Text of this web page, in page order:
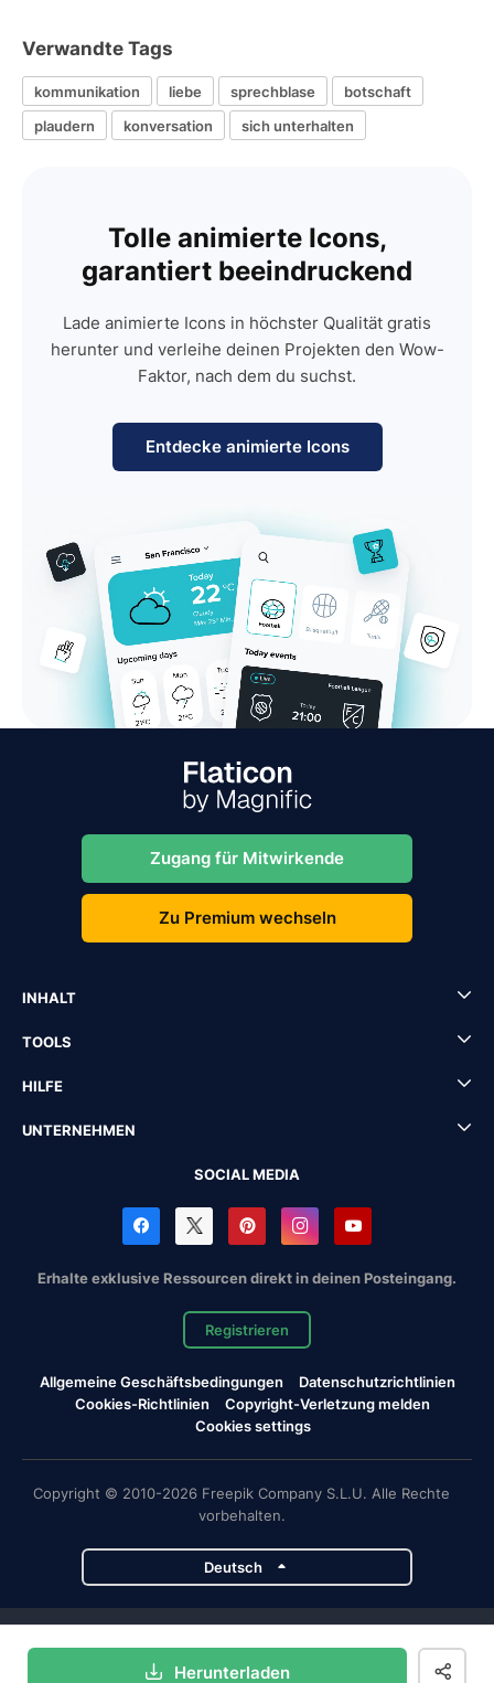
Herunterladen
Verwandte Tags
kommunikation liebe sprechblase
botschaft
plaudern
konversation sich unterhalten
Tolle animierte Icons,
garantiert beeindruckend
Lade animierte Icons in höchster Qualität gratis
herunter und verleihe deinen Projekten den Wow-
Faktor, nach dem du suchst.
Entdecke animierte Icons
Zugang für Mitwirkende
Zu Premium wechseln
INHALT
TOOLS
HILFE
UNTERNEHMEN
SOCIAL MEDIA
Erhalte exklusive Ressourcen direkt in deinen Posteingang.
Registrieren
Allgemeine Geschäftsbedingungen
Datenschutzrichtlinien
Cookies-Richtlinien
Copyright-Verletzung melden
Cookies settings
Copyright © 2010-2026 Freepik Company S.L.U. Alle Rechte
vorbehalten.
Deutsch